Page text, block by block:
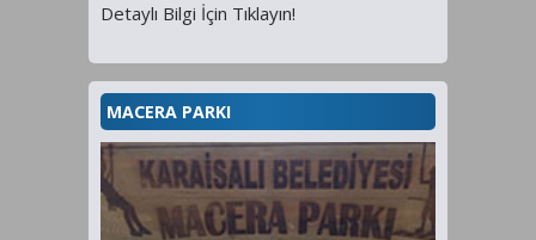
Detaylı Bilgi İçin Tıklayın!
MACERA PARKI